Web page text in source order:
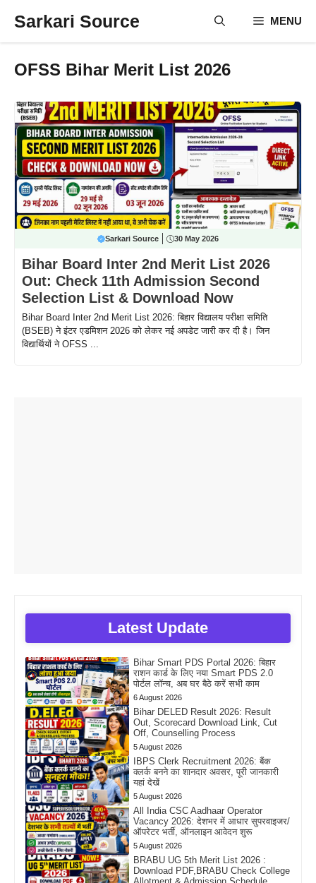
Sarkari Source MENU
OFSS Bihar Merit List 2026
Sarkari Source 30 May 2026
Bihar Board Inter 2nd Merit List 2026
Out: Check 11th Admission Second
Selection List & Download Now
Bihar Board Inter 2nd Merit List 2026: बिहार विद्यालय परीक्षा समिति
(BSEB) ने इंटर एडमिशन 2026 को लेकर नई अपडेट जारी कर दी है। जिन
विद्यार्थियों ने OFSS ...
Latest Update
Bihar Smart PDS Portal 2026: बिहार
राशन कार्ड के लिए नया Smart PDS 2.0
पोर्टल लॉन्च, अब घर बैठे करें सभी काम
6 August 2026
Bihar DELED Result 2026: Result
Out, Scorecard Download Link, Cut
Off, Counselling Process
5 August 2026
IBPS Clerk Recruitment 2026: बैंक
क्लर्क बनने का शानदार अवसर, पूरी जानकारी
यहां देखें
5 August 2026
All India CSC Aadhaar Operator
Vacancy 2026: देशभर में आधार सुपरवाइजर/
ऑपरेटर भर्ती, ऑनलाइन आवेदन शुरू
5 August 2026
BRABU UG 5th Merit List 2026 :
Download PDF,BRABU Check College